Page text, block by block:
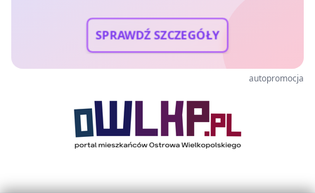
SPRAWDŹ SZCZEGÓŁY
autopromocja